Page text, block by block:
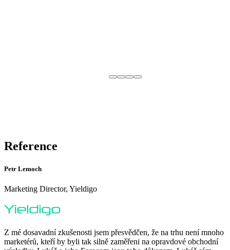
Reference
Petr Lemoch
Marketing Director, Yieldigo
Z mé dosavadní zkušenosti jsem přesvědčen, že na trhu není mnoho
marketérů, kteří by byli tak silně zaměřeni na opravdové obchodní